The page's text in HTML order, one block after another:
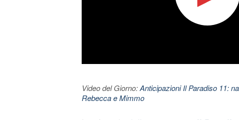
Video del Giorno:Anticipazioni Il Paradiso 11:
Rebecca e Mimmo